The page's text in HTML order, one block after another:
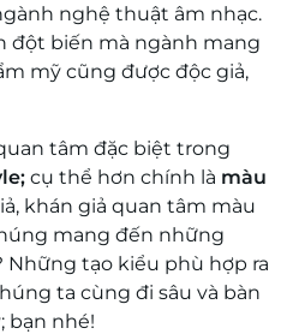
nghệ thuật âm nhạc.
đột biến mà ngành mang
mỹ cũng được độc giả,
tâm đặc biệt trong
cụ thể hơn chính là màu
khán giả quan tâm màu
mang đến những
Những tạo kiểu phù hợp ra
ta cùng đi sâu và bàn
bạn nhé!